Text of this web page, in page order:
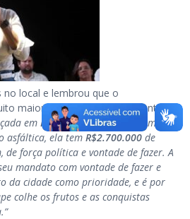
local e lembrou que o
maior do que o valor apresentado
em R$1.646.670,75, mas bem
asfáltica, ela tem R$2.700.000 de
de força política e vontade de fazer. A
mandato com vontade de fazer e
da cidade como prioridade, e é por
colhe os frutos e as conquistas